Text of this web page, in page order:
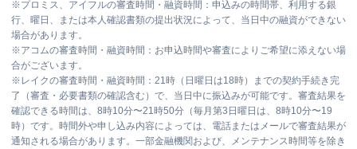
※プロミス、アイフルの審査時間・融資時間：申込みの時間帯、利用する銀
行、曜日、または本人確認書類の提出状況によって、当日中の融資ができない
場合があります。
※アコムの審査時間・融資時間：お申込時間や審査によりご希望に添えない場
合がございます。
※ レイクの審査時間・融資時間：21時（日曜日は18時）までの契約手続き完
了（審査・必要書類の確認含む）で、当日中に振込みが可能です。審査結果を
確認できる時間は、8時10分〜21時50分（毎月第3日曜日は、8時10分〜19
時）です。時間外や申し込み内容によっては、電話またはメールで審査結果が
通知される場合があります。一部金融機関および、メンテナンス時間等を除き